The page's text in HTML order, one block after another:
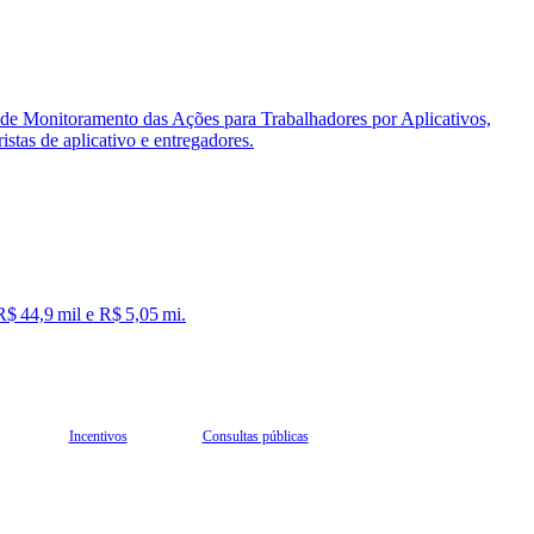
Monitoramento das Ações para Trabalhadores por Aplicativos,
de aplicativo e entregadores.
44,9 mil e R$ 5,05 mi.
Incentivos Consultas públicas